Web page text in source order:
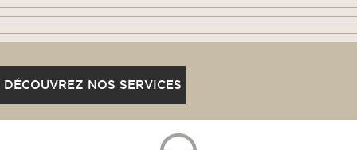
DÉCOUVREZ NOS SERVICES